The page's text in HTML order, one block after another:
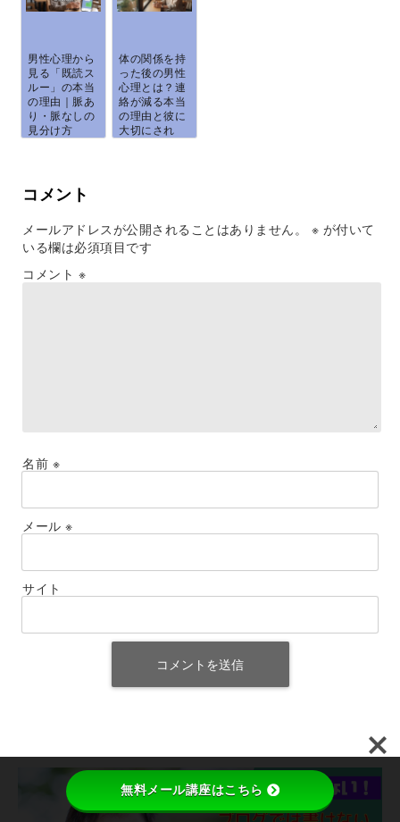
男性心理から
見る「既読ス
ルー」の本当
の理由｜脈あ
り・脈なしの
見分け方
と、...
体の関係を持
った後の男性
心理とは？連
絡が減る本当
の理由と彼に
大切にされ
る...
コメント
メールアドレスが公開されることはありません。 ※ が付いて
いる欄は必須項目です
コメント ※
名前 ※
メール ※
サイト
無料メール講座はこちら